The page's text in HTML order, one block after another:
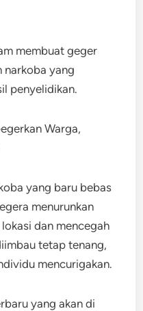
membuat geger
narkoba yang
penyelidikan.
yang baru bebas
menurunkan
dan mencegah
tetap tenang,
mencurigakan.
yang akan di